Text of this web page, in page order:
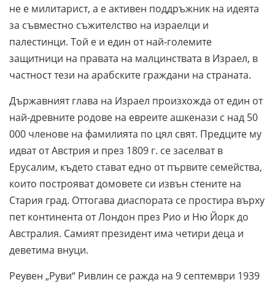
не е милитарист, а е активен поддръжник на идеята
за съвместно съжителство на израелци и
палестинци. Той е и един от най-големите
защитници на правата на малцинствата в Израел, в
частност тези на арабските граждани на страната.
Държавният глава на Израел произхожда от един от
най-древните родове на евреите ашкенази с над 50
000 членове на фамилията по цял свят. Предците му
идват от Австрия и през 1809 г. се заселват в
Ерусалим, където стават едно от първите семейства,
които построяват домовете си извън стените на
Стария град. Оттогава диаспората се простира върху
пет континента от Лондон през Рио и Ню Йорк до
Австралия. Самият президент има четири деца и
деветима внуци.
Реувен „Руви“ Ривлин се ражда на 9 септември 1939